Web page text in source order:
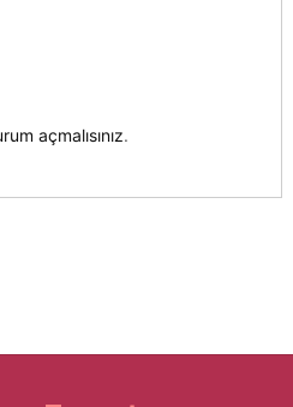
açmalısınız.